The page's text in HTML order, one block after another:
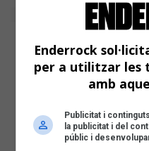
Enderrock
per a utilitzar les
amb
Publicitat i
la publicitat i del
públic i